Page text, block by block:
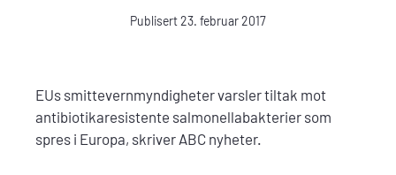
Publisert 23. februar 2017
EUs smittevernmyndigheter varsler tiltak mot
antibiotikaresistente salmonellabakterier som
spres i Europa, skriver ABC nyheter.